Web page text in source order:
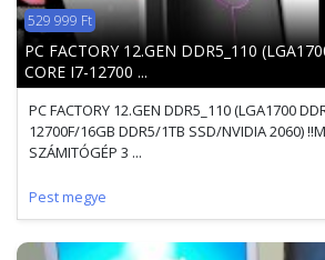
529 999 Ft
PC FACTORY 12.GEN DDR5_110
CORE I7-12700 ...
PC FACTORY 12.GEN DDR5_110 (LGA1700
12700F/16GB DDR5/1TB SSD/NVIDIA 2060)
SZÁMITÓGÉP 3 ...
Pest megye